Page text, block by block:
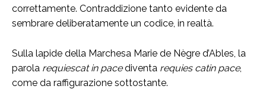
correttamente. Contraddizione tanto evidente da
sembrare deliberatamente un codice, in realtà.
Sulla lapide della Marchesa Marie de Nègre d’Ables, la
parola requiescat in pacediventa requies catin pace,
come da raffigurazione sottostante.